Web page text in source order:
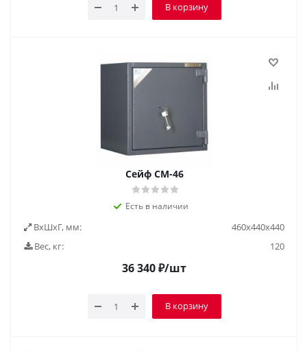
В корзину
Сейф СМ-46
Есть в наличии
ВxШxГ, мм:
460х440х440
Вес, кг:
120
36 340₽/шт
В корзину